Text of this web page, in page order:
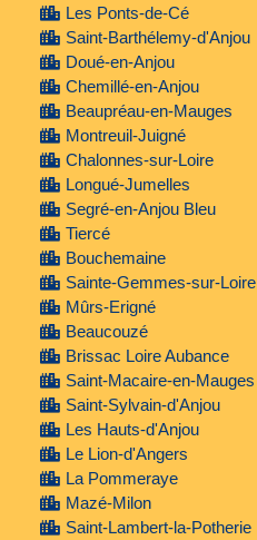
Les Ponts-de-Cé
Saint-Barthélemy-d'Anjou
Doué-en-Anjou
Chemillé-en-Anjou
Beaupréau-en-Mauges
Montreuil-Juigné
Chalonnes-sur-Loire
Longué-Jumelles
Segré-en-Anjou Bleu
Tiercé
Bouchemaine
Sainte-Gemmes-sur-Loire
Mûrs-Erigné
Beaucouzé
Brissac Loire Aubance
Saint-Macaire-en-Mauges
Saint-Sylvain-d'Anjou
Les Hauts-d'Anjou
Le Lion-d'Angers
La Pommeraye
Mazé-Milon
Saint-Lambert-la-Potherie